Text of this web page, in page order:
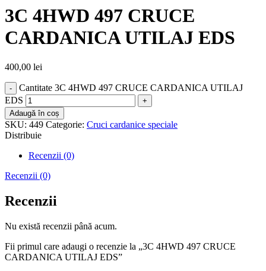
3C 4HWD 497 CRUCE
CARDANICA UTILAJ EDS
400,00 lei
Cantitate 3C 4HWD 497 CRUCE CARDANICA UTILAJ
EDS
Adaugă în coș
SKU: 449 Categorie: Cruci cardanice speciale
Distribuie
Recenzii (0)
Recenzii (0)
Recenzii
Nu există recenzii până acum.
Fii primul care adaugi o recenzie la „3C 4HWD 497 CRUCE
CARDANICA UTILAJ EDS”